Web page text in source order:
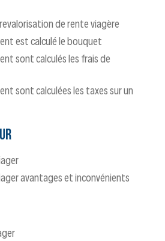
de rente viagère
est calculé le bouquet
sont calculés les frais de
sont calculées les taxes sur un
avantages et inconvénients